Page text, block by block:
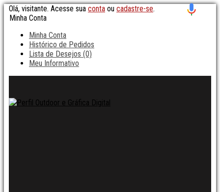
Olá, visitante. Acesse sua conta ou cadastre-se.
Minha Conta
Minha Conta
Histórico de Pedidos
Lista de Desejos (0)
Meu Informativo